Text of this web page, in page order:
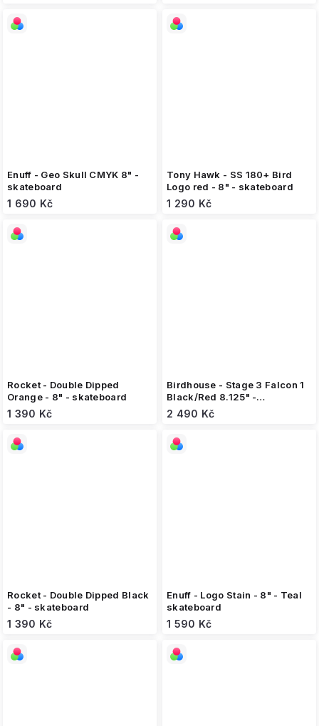
Enuff - Geo Skull CMYK 8" -
skateboard
1 690 Kč
Tony Hawk - SS 180+ Bird
Logo red - 8" - skateboard
1 290 Kč
Rocket - Double Dipped
Orange - 8" - skateboard
1 390 Kč
Birdhouse - Stage 3 Falcon 1
Black/Red 8.125" -
skateboard
2 490 Kč
Rocket - Double Dipped Black
- 8" - skateboard
1 390 Kč
Enuff - Logo Stain - 8" - Teal
skateboard
1 590 Kč